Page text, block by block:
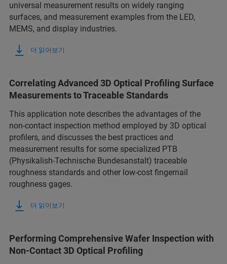
universal measurement results on widely ranging
surfaces, and measurement examples from the LED,
MEMS, and display industries.
더 읽어보기
Correlating Advanced 3D Optical Profiling Surface
Measurements to Traceable Standards
This application note describes the advantages of the
non-contact inspection method employed by 3D optical
profilers, and discusses the best practices and
measurement results for some specialized PTB
(Physikalish-Technische Bundesanstalt) traceable
roughness standards and other low-cost fingernail
roughness gages.
더 읽어보기
Performing Comprehensive Wafer Inspection with
Non-Contact 3D Optical Profiling